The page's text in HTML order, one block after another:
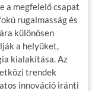
a megfelelő csapat
rugalmasság és
különösen
a helyüket,
kialakítása. Az
trendek
innováció iránti